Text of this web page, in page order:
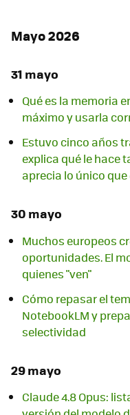
Mayo 2026
31 mayo
Qué es la memoria
máximo y usarla
Estuvo cinco años
explica qué le hace
aprecia lo único que
30 mayo
Muchos europeos
oportunidades. El
quienes "ven"
Cómo repasar el
NotebookLM y
selectividad
29 mayo
Claude 4.8 Opus: